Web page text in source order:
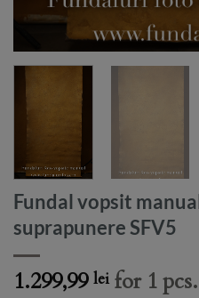
Fundal vopsit
suprapunere SFV5
1.299,99 lei for 1 pcs.